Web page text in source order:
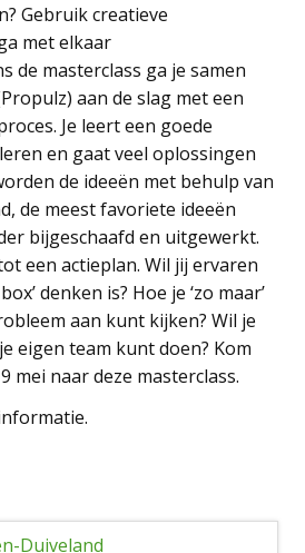
Gebruik creatieve
met elkaar
de masterclass ga je samen
aan de slag met een
Je leert een goede
en gaat veel oplossingen
de ideeën met behulp van
de meest favoriete ideeën
bijgeschaafd en uitgewerkt.
een actieplan. Wil jij ervaren
denken is? Hoe je ‘zo maar’
aan kunt kijken? Wil je
eigen team kunt doen? Kom
mei naar deze masterclass.
Duiveland